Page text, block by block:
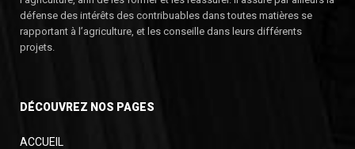
défense des intérêts des contribuables dans toutes matières se
rapportant à l’agriculture, et les conseille dans leurs différents
projets.
DÉCOUVREZ NOS PAGES
ACCUEIL